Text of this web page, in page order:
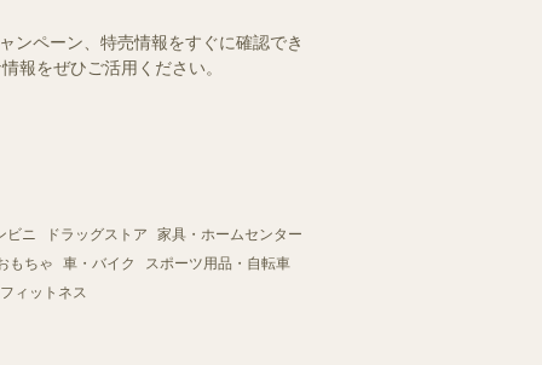
ンペーン、特売情報をすぐに確認でき
報をぜひご活用ください。
ビニ ドラッグストア
家具・ホームセンター
もちゃ
車・バイク
スポーツ用品・自転車
ィットネス